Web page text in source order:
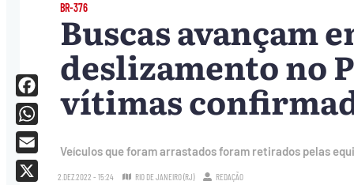
BR-376
Buscas avançam
deslizamento no
vítimas
Veículos que foram arrastados foram retirados pelas
2.DEZ.2022 - 15:24 RIO DE JANEIRO (RJ) REDAÇÃO
Facebook
WhatsApp
Email